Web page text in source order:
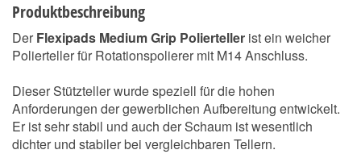
Produktbeschreibung
Der Flexipads Medium Grip Polierteller ist ein weicher
Polierteller für Rotationspolierer mit M14 Anschluss.
Dieser Stützteller wurde speziell für die hohen
Anforderungen der gewerblichen Aufbereitung entwickelt.
Er ist sehr stabil und auch der Schaum ist wesentlich
dichter und stabiler bei vergleichbaren Tellern.